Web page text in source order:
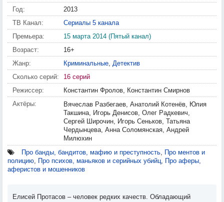
Год:
2013
ТВ Канал:
Сериалы 5 канала
Премьера:
15 марта 2014 (Пятый канал)
Возраст:
16+
Жанр:
Криминальные, Детектив
Сколько серий:
16 серий
Режиссер:
Константин Фролов, Константин Смирнов
Актёры:
Вячеслав Разбегаев, Анатолий Котенёв, Юлия
Такшина, Игорь Денисов, Олег Радкевич,
Сергей Широчин, Игорь Сеньков, Татьяна
Чердынцева, Анна Соломянская, Андрей
Милюхин
Про банды, бандитов, мафию и преступность, Про ментов и
полицию, Про психов, маньяков и серийных убийц, Про аферы,
аферистов и мошенников
Елисей Протасов – человек редких качеств. Обладающий